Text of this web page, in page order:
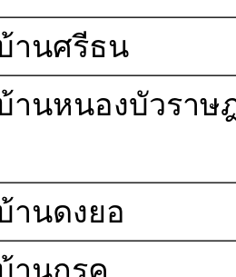
านศรีธน
านหนองบัวราษ
านดงยอ
านกุรุคุ